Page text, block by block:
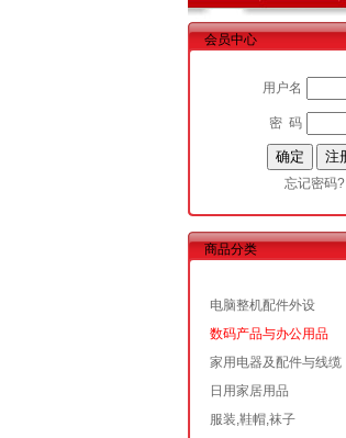
会员中心
用户名
密 码
忘记密码?
商品分类
电脑整机配件外设
数码产品与办公用品
家用电器及配件与线缆
日用家居用品
服装,鞋帽,袜子